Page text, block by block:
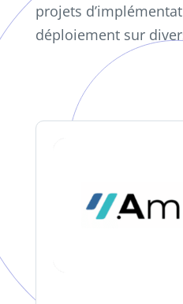
projets
déploiement sur